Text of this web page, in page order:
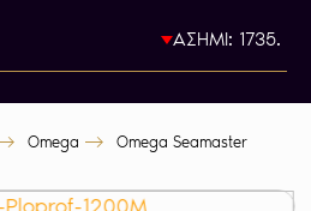
ΑΣΗΜΙ: 1735.5€
Omega
Omega Seamaster